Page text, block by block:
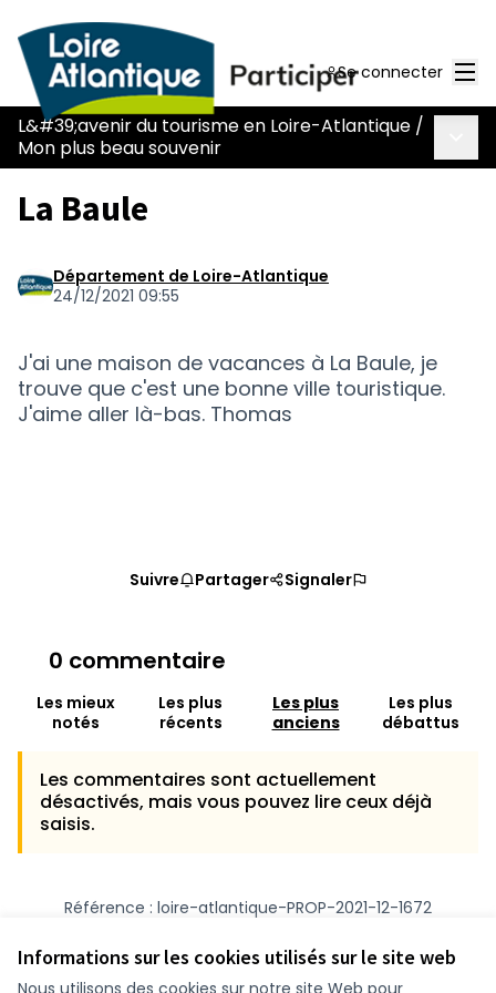
Informations sur les cookies utilisés sur le site web
Nous utilisons des cookies sur notre site Web pour
Se connecter
L&#39;avenir du tourisme en Loire-Atlantique /
Mon plus beau souvenir
La Baule
Département de Loire-Atlantique
24/12/2021 09:55
J'ai une maison de vacances à La Baule, je
trouve que c'est une bonne ville touristique.
J'aime aller là-bas. Thomas
Suivre Partager Signaler
0 commentaire
Les mieux
notés
Les plus
récents
Les plus
anciens
Les plus
débattus
Les commentaires sont actuellement
désactivés, mais vous pouvez lire ceux déjà
saisis.
Référence : loire-atlantique-PROP-2021-12-1672
Vérifiez l'empreinte numérique